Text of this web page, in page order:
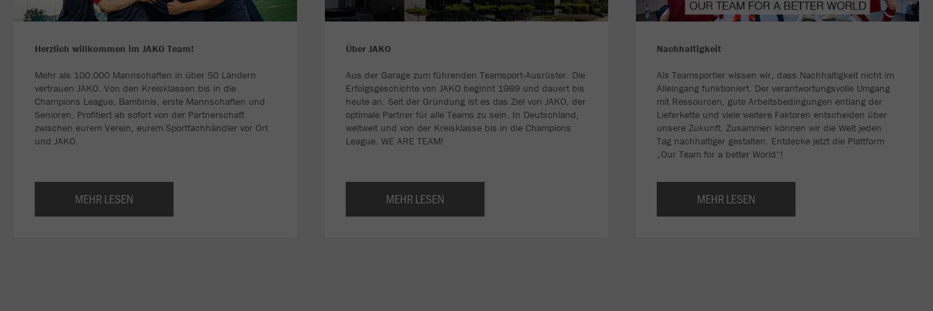
Herzlich willkommen im JAKO Team!
Mehr als 100.000 Mannschaften in über 50 Ländern
vertrauen JAKO. Von den Kreisklassen bis in die
Champions League. Bambinis, erste Mannschaften und
Senioren. Profitiert ab sofort von der Partnerschaft
zwischen eurem Verein, eurem Sportfachhändler vor Ort
und JAKO.
MEHR LESEN
Über JAKO
Aus der Garage zum führenden Teamsport-Ausrüster. Die
Erfolgsgeschichte von JAKO beginnt 1989 und dauert bis
heute an. Seit der Gründung ist es das Ziel von JAKO, der
optimale Partner für alle Teams zu sein. In Deutschland,
weltweit und von der Kreisklasse bis in die Champions
League. WE ARE TEAM!
MEHR LESEN
Nachhaltigkeit
Als Teamsportler wissen wir, dass Nachhaltigkeit nicht im
Alleingang funktioniert. Der verantwortungsvolle Umgang
mit Ressourcen, gute Arbeitsbedingungen entlang der
Lieferkette und viele weitere Faktoren entscheiden über
unsere Zukunft. Zusammen können wir die Welt jeden
Tag nachhaltiger gestalten. Entdecke jetzt die Plattform
„Our Team for a better World“!
MEHR LESEN